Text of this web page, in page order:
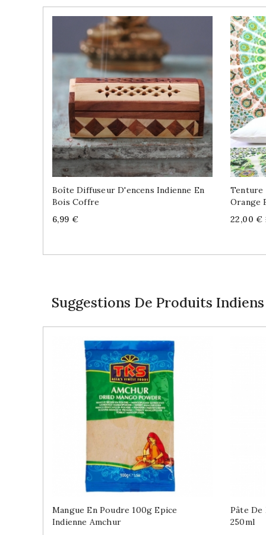
Boîte Diffuseur D'encens Indienne En
Bois Coffre
Price
6,99 €
Tenture
Orange
Price
22,00 €
Suggestions De Produits Indiens
Mangue En Poudre 100g Epice
Indienne Amchur
Pâte De
250ml